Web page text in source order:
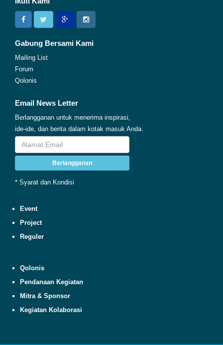
Gabung Bersami Kami
Mailing List
Forum
Qolonis
Email News Letter
Berlangganan untuk menerima inspirasi,
ide-ide, dan berita dalam kotak masuk Anda.
Berlangganan
* Syarat dan Kondisi
Event
Project
Reguler
Qolonis
Pendanaan Kegiatan
Mitra & Sponsor
Kegiatan Kolaborasi